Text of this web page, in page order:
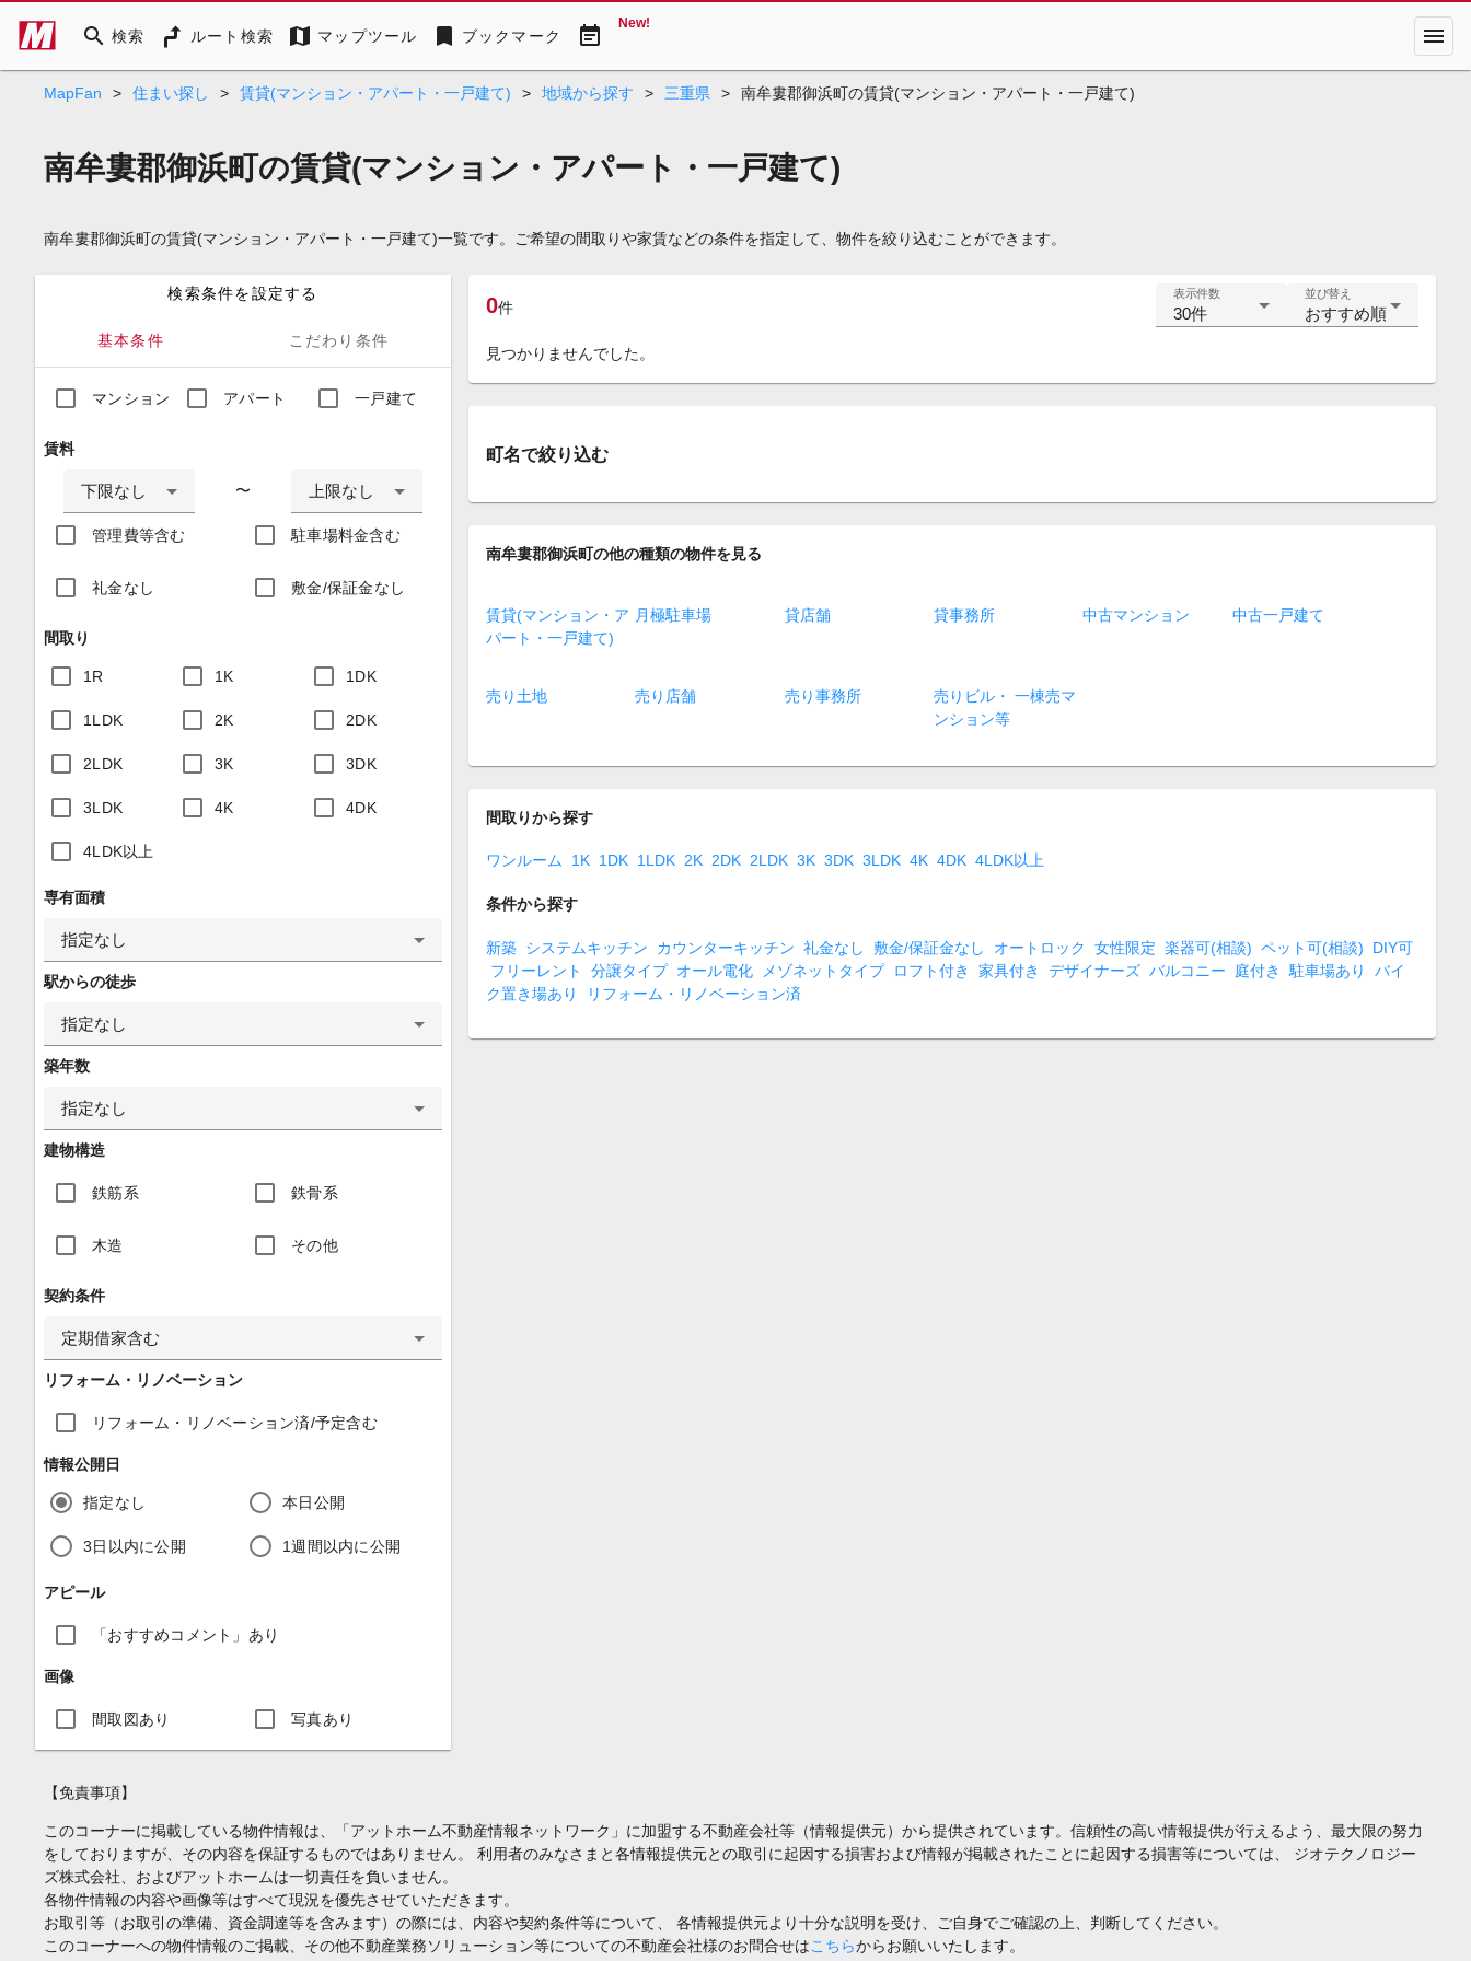
search 検索 ルート検索 map マップツール bookmark ブックマーク event_note New! menu
MapFan > 住まい探し > 賃貸(マンション・アパート・一戸建て) > 地域から探す > 三重県 > 南牟婁郡御浜町の賃貸(マンション・アパート・一戸建て)
南牟婁郡御浜町の賃貸(マンション・アパート・一戸建て)
南牟婁郡御浜町の賃貸(マンション・アパート・一戸建て)一覧です。ご希望の間取りや家賃などの条件を指定して、物件を絞り込むことができます。
検索条件を設定する
基本条件 こだわり条件
マンション アパート 一戸建て
賃料
下限なし 〜 上限なし
管理費等含む 駐車場料金含む
礼金なし 敷金/保証金なし
間取り
1R 1K 1DK
1LDK 2K 2DK
2LDK 3K 3DK
3LDK 4K 4DK
4LDK以上
専有面積
指定なし
駅からの徒歩
指定なし
築年数
指定なし
建物構造
鉄筋系 鉄骨系
木造 その他
契約条件
定期借家含む
リフォーム・リノベーション
リフォーム・リノベーション済/予定含む
情報公開日
指定なし 本日公開
3日以内に公開 1週間以内に公開
アピール
「おすすめコメント」あり
画像
間取図あり 写真あり
0件
表示件数
30件
並び替え
おすすめ順
見つかりませんでした。
町名で絞り込む
南牟婁郡御浜町の他の種類の物件を見る
賃貸(マンション・ア
パート・一戸建て)
月極駐車場 貸店舗 貸事務所 中古マンション 中古一戸建て
売り土地 売り店舗 売り事務所
売りビル・ 一棟売マ
ンション等
間取りから探す
ワンルーム 1K 1DK 1LDK 2K 2DK 2LDK 3K 3DK 3LDK 4K 4DK 4LDK以上
条件から探す
新築 システムキッチン カウンターキッチン 礼金なし 敷金/保証金なし オートロック 女性限定 楽器可(相談) ペット可(相談)
DIY可
フリーレント
分譲タイプ オール電化 メゾネットタイプ ロフト付き 家具付き デザイナーズ バルコニー 庭付き 駐車場あり
バイ
ク置き場あり
リフォーム・リノベーション済
【免責事項】
このコーナーに掲載している物件情報は、「アットホーム不動産情報ネットワーク」に加盟する不動産会社等（情報提供元）から提供されています。信頼性の高い情報提供が行えるよう、最大限の努力
をしておりますが、その内容を保証するものではありません。 利用者のみなさまと各情報提供元との取引に起因する損害および情報が掲載されたことに起因する損害等については、 ジオテクノロジー
ズ株式会社、およびアットホームは一切責任を負いません。
各物件情報の内容や画像等はすべて現況を優先させていただきます。
お取引等（お取引の準備、資金調達等を含みます）の際には、内容や契約条件等について、 各情報提供元より十分な説明を受け、ご自身でご確認の上、判断してください。
このコーナーへの物件情報のご掲載、その他不動産業務ソリューション等についての不動産会社様のお問合せはこちらからお願いいたします。